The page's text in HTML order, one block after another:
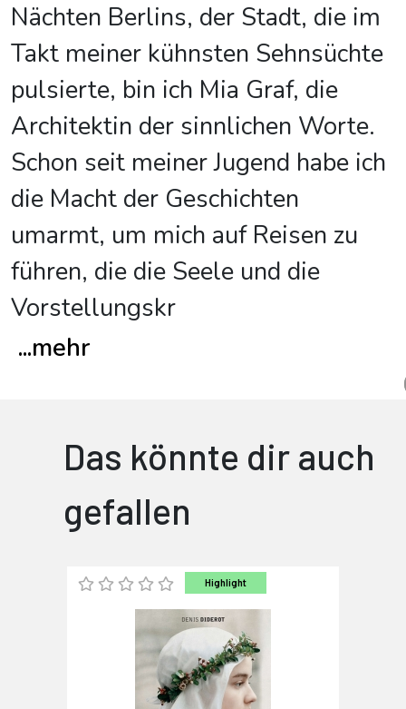
Nächten Berlins, der Stadt, die im
Takt meiner kühnsten Sehnsüchte
pulsierte, bin ich Mia Graf, die
Architektin der sinnlichen Worte.
Schon seit meiner Jugend habe ich
die Macht der Geschichten
umarmt, um mich auf Reisen zu
führen, die die Seele und die
Vorstellungskr
...mehr
Das könnte dir auch
gefallen
Highlight